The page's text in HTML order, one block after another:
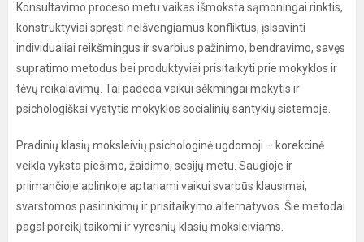
Konsultavimo proceso metu vaikas išmoksta sąmoningai rinktis,
konstruktyviai spręsti neišvengiamus konfliktus, įsisavinti
individualiai reikšmingus ir svarbius pažinimo, bendravimo, savęs
supratimo metodus bei produktyviai prisitaikyti prie mokyklos ir
tėvų reikalavimų. Tai padeda vaikui sėkmingai mokytis ir
psichologiškai vystytis mokyklos socialinių santykių sistemoje.
Pradinių klasių moksleivių psichologinė ugdomoji – korekcinė
veikla vyksta piešimo, žaidimo, sesijų metu. Saugioje ir
priimančioje aplinkoje aptariami vaikui svarbūs klausimai,
svarstomos pasirinkimų ir prisitaikymo alternatyvos. Šie metodai
pagal poreikį taikomi ir vyresnių klasių moksleiviams.